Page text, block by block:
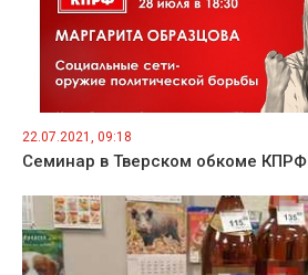
22.07.2021, 09:18
Семинар в Тверском обкоме КПРФ